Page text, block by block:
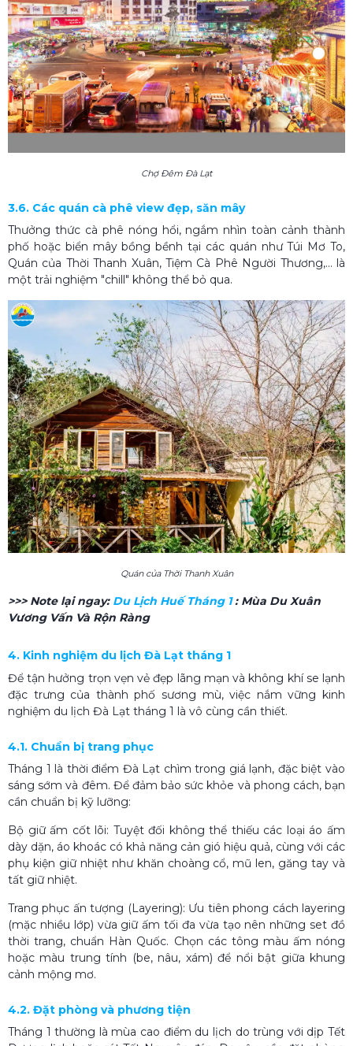
Chợ Đêm Đà Lạt
3.6. Các quán cà phê view đẹp, săn mây
Thưởng thức cà phê nóng hổi, ngắm nhìn toàn cảnh thành
phố hoặc biển mây bồng bềnh tại các quán như Túi Mơ To,
Quán của Thời Thanh Xuân, Tiệm Cà Phê Người Thương,... là
một trải nghiệm "chill" không thể bỏ qua.
Quán của Thời Thanh Xuân
>>> Note lại ngay: Du Lịch Huế Tháng 1 : Mùa Du Xuân
Vương Vấn Và Rộn Ràng
4. Kinh nghiệm du lịch Đà Lạt tháng 1
Để tận hưởng trọn vẹn vẻ đẹp lãng mạn và không khí se lạnh
đặc trưng của thành phố sương mù, việc nắm vững kinh
nghiệm du lịch Đà Lạt tháng 1 là vô cùng cần thiết.
4.1. Chuẩn bị trang phục
Tháng 1 là thời điểm Đà Lạt chìm trong giá lạnh, đặc biệt vào
sáng sớm và đêm. Để đảm bảo sức khỏe và phong cách, bạn
cần chuẩn bị kỹ lưỡng:
Bộ giữ ấm cốt lõi: Tuyệt đối không thể thiếu các loại áo ấm
dày dặn, áo khoác có khả năng cản gió hiệu quả, cùng với các
phụ kiện giữ nhiệt như khăn choàng cổ, mũ len, găng tay và
tất giữ nhiệt.
Trang phục ấn tượng (Layering): Ưu tiên phong cách layering
(mặc nhiều lớp) vừa giữ ấm tối đa vừa tạo nên những set đồ
thời trang, chuẩn Hàn Quốc. Chọn các tông màu ấm nóng
hoặc màu trung tính (be, nâu, xám) để nổi bật giữa khung
cảnh mộng mơ.
4.2. Đặt phòng và phương tiện
Tháng 1 thường là mùa cao điểm du lịch do trùng với dịp Tết